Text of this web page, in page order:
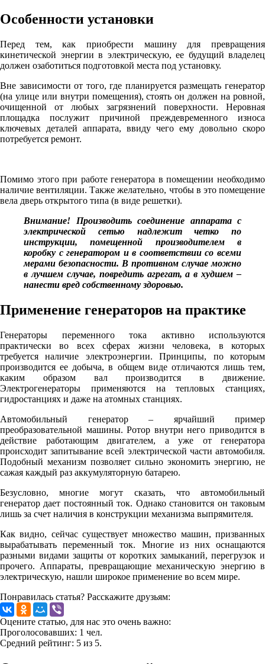
Особенности установки
Перед тем, как приобрести машину для превращения
кинетической энергии в электрическую, ее будущий владелец
должен озаботиться подготовкой места под установку.
Вне зависимости от того, где планируется размещать генератор
(на улице или внутри помещения), стоять он должен на ровной,
очищенной от любых загрязнений поверхности. Неровная
площадка послужит причиной преждевременного износа
ключевых деталей аппарата, ввиду чего ему довольно скоро
потребуется ремонт.
Помимо этого при работе генератора в помещении необходимо
наличие вентиляции. Также желательно, чтобы в это помещение
вела дверь открытого типа (в виде решетки).
Внимание! Производить соединение аппарата с
электрической сетью надлежит четко по
инструкции, помещенной производителем в
коробку с генератором и в соответствии со всеми
мерами безопасности. В противном случае можно
в лучшем случае, повредить агрегат, а в худшем –
нанести вред собственному здоровью.
Применение генераторов на практике
Генераторы переменного тока активно используются
практически во всех сферах жизни человека, в которых
требуется наличие электроэнергии. Принципы, по которым
производится ее добыча, в общем виде отличаются лишь тем,
каким образом вал производится в движение.
Электрогенераторы применяются на тепловых станциях,
гидростанциях и даже на атомных станциях.
Автомобильный генератор – ярчайший пример
преобразовательной машины. Ротор внутри него приводится в
действие работающим двигателем, а уже от генератора
происходит запитывание всей электрической части автомобиля.
Подобный механизм позволяет сильно экономить энергию, не
сажая каждый раз аккумуляторную батарею.
Безусловно, многие могут сказать, что автомобильный
генератор дает постоянный ток. Однако становится он таковым
лишь за счет наличия в конструкции механизма выпрямителя.
Как видно, сейчас существует множество машин, призванных
вырабатывать переменный ток. Многие из них оснащаются
разными видами защиты от коротких замыканий, перегрузок и
прочего. Аппараты, превращающие механическую энергию в
электрическую, нашли широкое применение во всем мире.
Понравилась статья? Расскажите друзьям:
Оцените статью, для нас это очень важно:
Проголосовавших: 1 чел.
Средний рейтинг: 5 из 5.